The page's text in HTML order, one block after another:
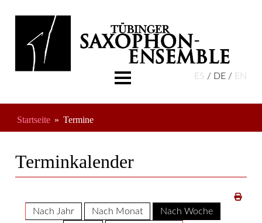
ES DE EN
Freundeskreis
Startseite Termine
Terminkalender
Nach Jahr Nach Monat
Nach Woche